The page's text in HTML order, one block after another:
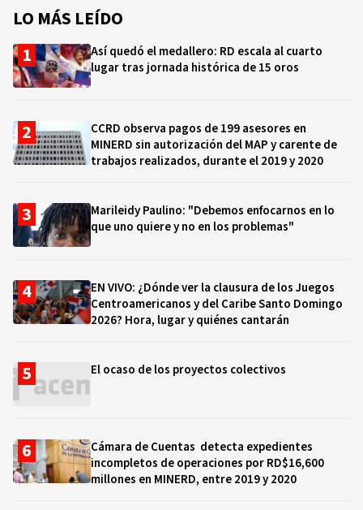
LO MÁS LEÍDO
Así quedó el medallero: RD escala al cuarto
lugar tras jornada histórica de 15 oros
CCRD observa pagos de 199 asesores en
MINERD sin autorización del MAP y carente de
trabajos realizados, durante el 2019 y 2020
Marileidy Paulino: "Debemos enfocarnos en lo
que uno quiere y no en los problemas"
EN VIVO: ¿Dónde ver la clausura de los Juegos
Centroamericanos y del Caribe Santo Domingo
2026? Hora, lugar y quiénes cantarán
El ocaso de los proyectos colectivos
Cámara de Cuentas detecta expedientes
incompletos de operaciones por RD$16,600
millones en MINERD, entre 2019 y 2020